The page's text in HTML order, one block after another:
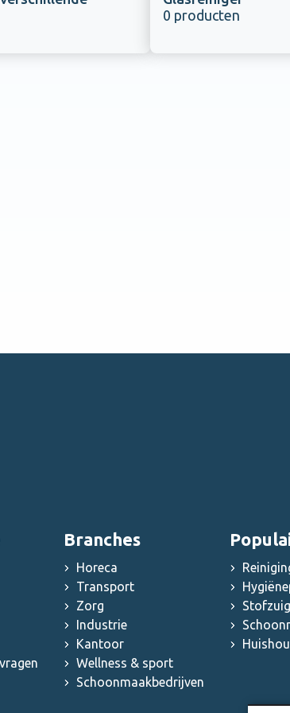
0 producten
Branches
Horeca
Transport
Zorg
Industrie
Kantoor
Wellness & sport
Schoonmaakbedrijven